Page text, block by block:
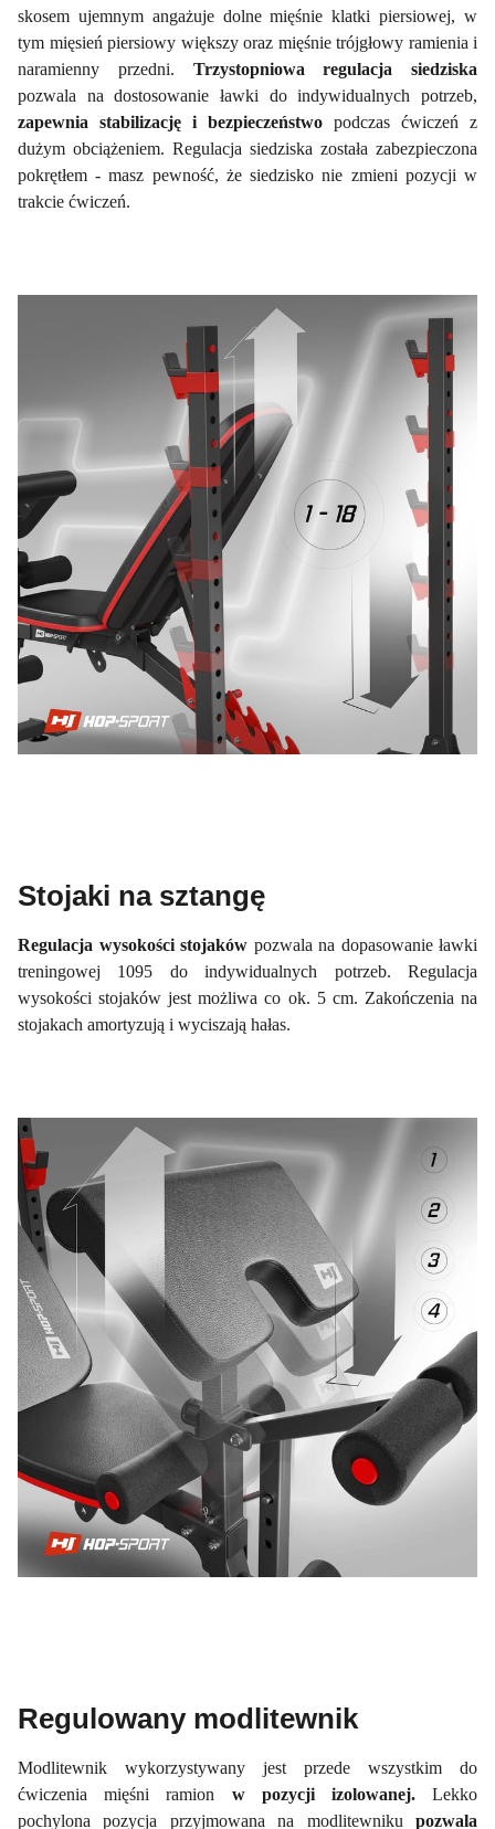
skosem ujemnym angażuje dolne mięśnie klatki piersiowej, w
tym mięsień piersiowy większy oraz mięśnie trójgłowy ramienia i
naramienny przedni. Trzystopniowa regulacja siedziska
pozwala na dostosowanie ławki do indywidualnych potrzeb,
zapewnia stabilizację i bezpieczeństwo podczas ćwiczeń z
dużym obciążeniem. Regulacja siedziska została zabezpieczona
pokrętłem - masz pewność, że siedzisko nie zmieni pozycji w
trakcie ćwiczeń.
Stojaki na sztangę
Regulacja wysokości stojaków pozwala na dopasowanie ławki
treningowej 1095 do indywidualnych potrzeb. Regulacja
wysokości stojaków jest możliwa co ok. 5 cm. Zakończenia na
stojakach amortyzują i wyciszają hałas.
Regulowany modlitewnik
Modlitewnik wykorzystywany jest przede wszystkim do
ćwiczenia mięśni ramion w pozycji izolowanej. Lekko
pochylona pozycja przyjmowana na modlitewniku pozwala